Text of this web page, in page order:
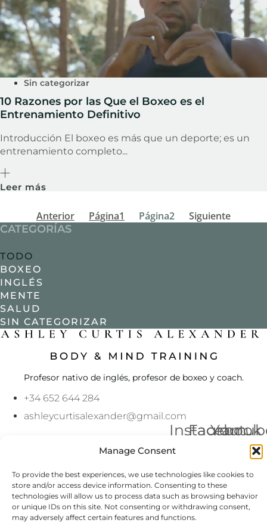
Manage Consent
To provide the best experiences, we use technologies like cookies to
store and/or access device information. Consenting to these
technologies will allow us to process data such as browsing behavior
or unique IDs on this site. Not consenting or withdrawing consent,
may adversely affect certain features and functions.
Sin categorizar
10 Razones por las Que el Boxeo es el
Entrenamiento Definitivo
Introducción El boxeo es más que un deporte; es un
entrenamiento completo...
Leer más
Anterior Página1 Página2
Siguiente
CATEGORÍAS
BOXEO
INGLÉS
MENTE
SALUD
SIN CATEGORIZAR
TODO
Profesor nativo de inglés, profesor de boxeo y coach.
+34 652 644 284
ashleycurtisalexander@gmail.com
Instagram
Facebook
Política de privacidad
Accesibilidad web
Política de privacidad
Condiciones generales